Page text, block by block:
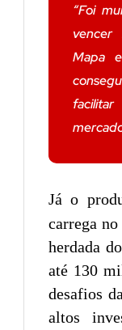
“Foi
vencer
Mapa
Já o
carrega no
herdada
até 130
desafios
altos